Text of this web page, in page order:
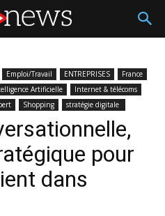
Emploi/Travail ENTREPRISES
France
Artificielle
Internet & télécoms
Shopping stratégie digitale
pour
dans